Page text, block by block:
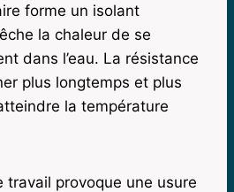
forme un isolant
la chaleur de se
dans l’eau. La résistance
plus longtemps et plus
la température
travail provoque une usure